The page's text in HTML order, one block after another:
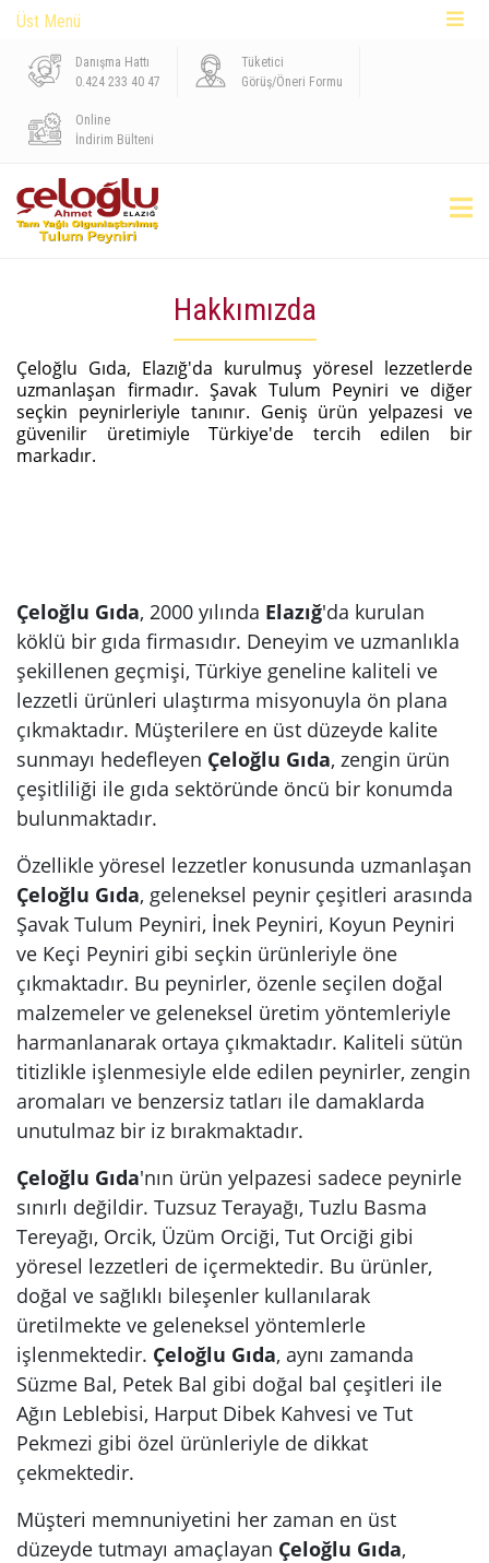
Üst Menü
Danışma Hattı
0.424 233 40 47
Tüketici
Görüş/Öneri Formu
Online
İndirim Bülteni
Hakkımızda
Çeloğlu Gıda, Elazığ'da kurulmuş yöresel lezzetlerde
uzmanlaşan firmadır. Şavak Tulum Peyniri ve diğer
seçkin peynirleriyle tanınır. Geniş ürün yelpazesi ve
güvenilir üretimiyle Türkiye'de tercih edilen bir
markadır.
Çeloğlu Gıda, 2000 yılında Elazığ'da kurulan
köklü bir gıda firmasıdır. Deneyim ve uzmanlıkla
şekillenen geçmişi, Türkiye geneline kaliteli ve
lezzetli ürünleri ulaştırma misyonuyla ön plana
çıkmaktadır. Müşterilere en üst düzeyde kalite
sunmayı hedefleyen Çeloğlu Gıda, zengin ürün
çeşitliliği ile gıda sektöründe öncü bir konumda
bulunmaktadır.
Özellikle yöresel lezzetler konusunda uzmanlaşan
Çeloğlu Gıda, geleneksel peynir çeşitleri arasında
Şavak Tulum Peyniri, İnek Peyniri, Koyun Peyniri
ve Keçi Peyniri gibi seçkin ürünleriyle öne
çıkmaktadır. Bu peynirler, özenle seçilen doğal
malzemeler ve geleneksel üretim yöntemleriyle
harmanlanarak ortaya çıkmaktadır. Kaliteli sütün
titizlikle işlenmesiyle elde edilen peynirler, zengin
aromaları ve benzersiz tatları ile damaklarda
unutulmaz bir iz bırakmaktadır.
Çeloğlu Gıda'nın ürün yelpazesi sadece peynirle
sınırlı değildir. Tuzsuz Terayağı, Tuzlu Basma
Tereyağı, Orcik, Üzüm Orciği, Tut Orciği gibi
yöresel lezzetleri de içermektedir. Bu ürünler,
doğal ve sağlıklı bileşenler kullanılarak
üretilmekte ve geleneksel yöntemlerle
işlenmektedir. Çeloğlu Gıda, aynı zamanda
Süzme Bal, Petek Bal gibi doğal bal çeşitleri ile
Ağın Leblebisi, Harput Dibek Kahvesi ve Tut
Pekmezi gibi özel ürünleriyle de dikkat
çekmektedir.
Müşteri memnuniyetini her zaman en üst
düzeyde tutmayı amaçlayan Çeloğlu Gıda,